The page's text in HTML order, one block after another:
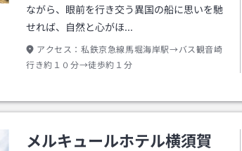
ながら、眼前を行き交う異国の船に思いを馳
せれば、自然と心がほ…
アクセス： 私鉄京急線馬堀海岸駅→バス観音崎
行き約１０分→徒歩約１分
メルキュールホテル横須賀